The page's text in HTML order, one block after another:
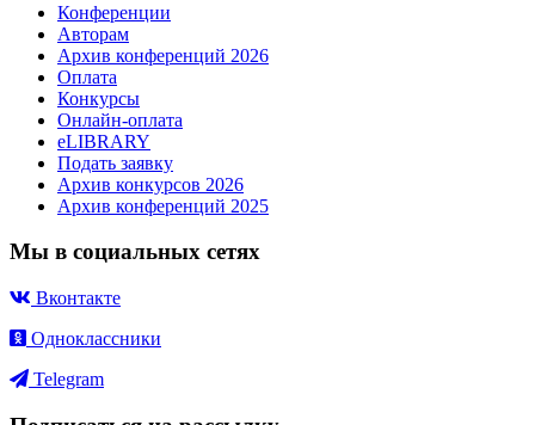
Конференции
Авторам
Архив конференций 2026
Оплата
Конкурсы
Онлайн-оплата
eLIBRARY
Подать заявку
Архив конкурсов 2026
Архив конференций 2025
Мы в социальных сетях
Вконтакте
Одноклассники
Telegram